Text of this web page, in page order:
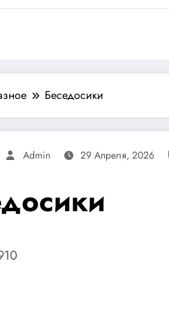
Беседосики
Admin 29 Апреля, 2026